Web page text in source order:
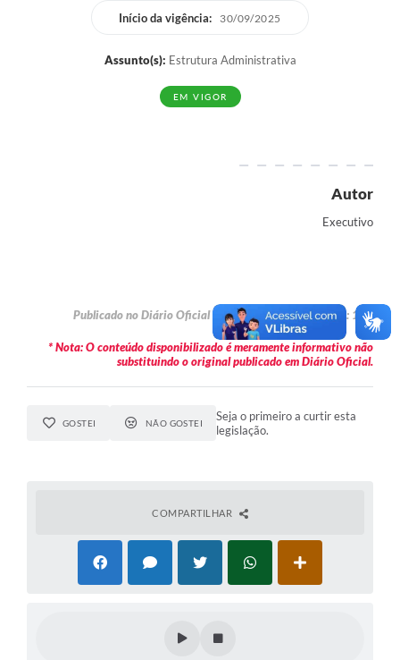
Início da vigência: 30/09/2025
Assunto(s): Estrutura Administrativa
EM VIGOR
Autor
Executivo
Publicado no Diário Oficial em 30/09/2025 na edição: 184
* Nota: O conteúdo disponibilizado é meramente informativo não
substituindo o original publicado em Diário Oficial.
GOSTEI NÃO GOSTEI
Seja o primeiro a curtir esta
legislação.
COMPARTILHAR